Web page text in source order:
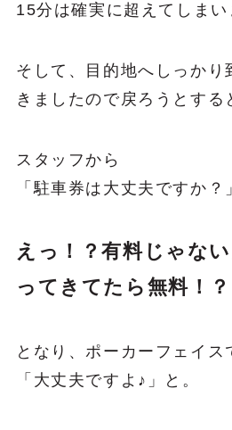
15分は確実に超えてしま
そして、目的地へしっかり
きましたので戻ろうとする
スタッフから
「駐車券は大丈夫ですか
えっ！？有料じゃな
ってきてたら無料！？
となり、ポーカーフェイス
「大丈夫ですよ♪」と。